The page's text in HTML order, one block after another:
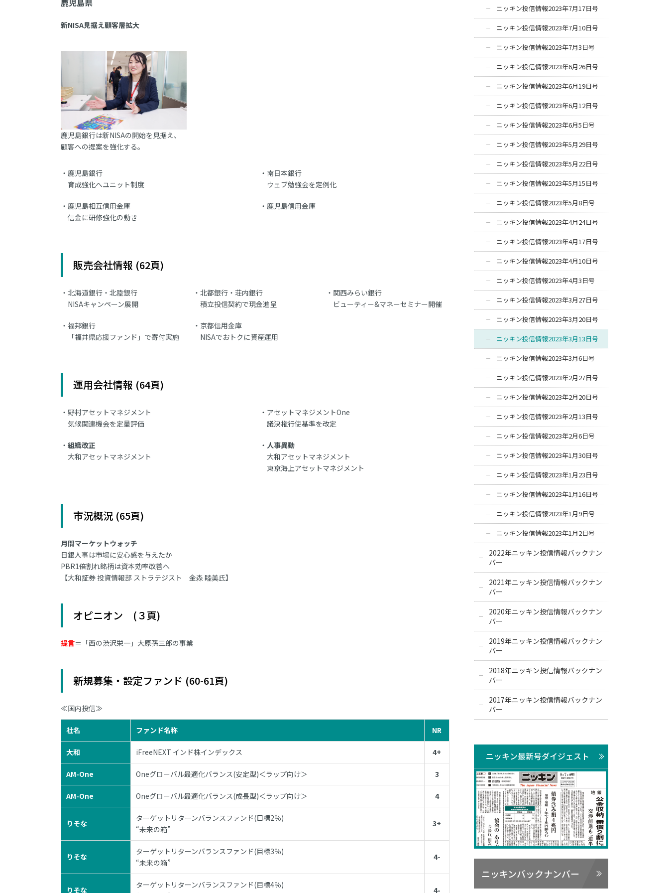
鹿児島県
新NISA見据え顧客層拡大
鹿児島銀行は新NISAの開始を見据え、
顧客への提案を強化する。
鹿児島銀行
育成強化へユニット制度
南日本銀行
ウェブ勉強会を定例化
鹿児島相互信用金庫
信金に研修強化の動き
鹿児島信用金庫
販売会社情報 (62頁)
北海道銀行・北陸銀行
NISAキャンペーン展開
北都銀行・荘内銀行
積立投信契約で現金進呈
関西みらい銀行
ビューティー&マネーセミナー開催
福邦銀行
「福井県応援ファンド」で寄付実施
京都信用金庫
NISAでおトクに資産運用
運用会社情報 (64頁)
野村アセットマネジメント
気候関連機会を定量評価
アセットマネジメントOne
議決権行使基準を改定
組織改正
大和アセットマネジメント
人事異動
大和アセットマネジメント
東京海上アセットマネジメント
市況概況 (65頁)
月間マーケットウォッチ
日銀人事は市場に安心感を与えたか
PBR1倍割れ銘柄は資本効率改善へ
【大和証券 投資情報部 ストラテジスト 金森 睦美氏】
オピニオン (３頁)
提言＝「西の渋沢栄一」大原孫三郎の事業
新規募集・設定ファンド (60-61頁)
≪国内投信≫
社名 ファンド名称 NR
大和 iFreeNEXT インド株インデックス 4+
AM-One Oneグローバル最適化バランス(安定型)＜ラップ向け＞ 3
AM-One Oneグローバル最適化バランス(成長型)＜ラップ向け＞ 4
りそな
ターゲットリターンバランスファンド(目標2％)
“未来の箱”
3+
りそな
ターゲットリターンバランスファンド(目標3％)
“未来の箱”
4-
りそな
ターゲットリターンバランスファンド(目標4％)
4-
ニッキン投信情報2023年7月17日号
ニッキン投信情報2023年7月10日号
ニッキン投信情報2023年7月3日号
ニッキン投信情報2023年6月26日号
ニッキン投信情報2023年6月19日号
ニッキン投信情報2023年6月12日号
ニッキン投信情報2023年6月5日号
ニッキン投信情報2023年5月29日号
ニッキン投信情報2023年5月22日号
ニッキン投信情報2023年5月15日号
ニッキン投信情報2023年5月8日号
ニッキン投信情報2023年4月24日号
ニッキン投信情報2023年4月17日号
ニッキン投信情報2023年4月10日号
ニッキン投信情報2023年4月3日号
ニッキン投信情報2023年3月27日号
ニッキン投信情報2023年3月20日号
ニッキン投信情報2023年3月13日号
ニッキン投信情報2023年3月6日号
ニッキン投信情報2023年2月27日号
ニッキン投信情報2023年2月20日号
ニッキン投信情報2023年2月13日号
ニッキン投信情報2023年2月6日号
ニッキン投信情報2023年1月30日号
ニッキン投信情報2023年1月23日号
ニッキン投信情報2023年1月16日号
ニッキン投信情報2023年1月9日号
ニッキン投信情報2023年1月2日号
2022年ニッキン投信情報バックナン
バー
2021年ニッキン投信情報バックナン
バー
2020年ニッキン投信情報バックナン
バー
2019年ニッキン投信情報バックナン
バー
2018年ニッキン投信情報バックナン
バー
2017年ニッキン投信情報バックナン
バー
ニッキン最新号ダイジェスト
ニッキンバックナンバー